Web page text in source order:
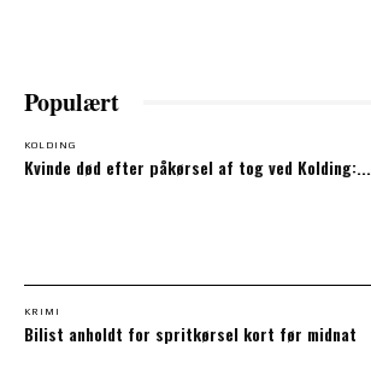
Populært
KOLDING
Kvinde død efter påkørsel af tog ved Kolding:...
KRIMI
Bilist anholdt for spritkørsel kort før midnat